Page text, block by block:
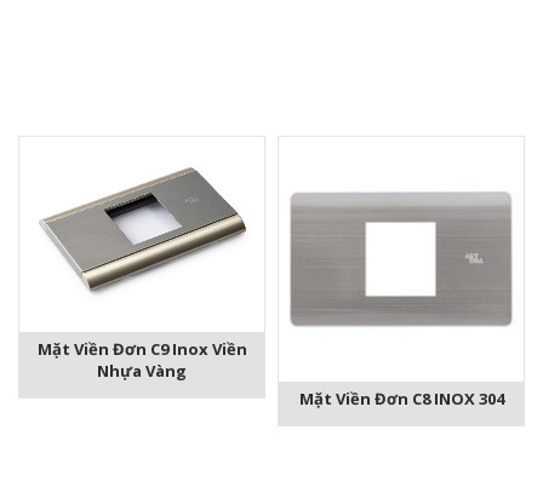
Mặt Viền Đơn C9 Inox Viền
Nhựa Vàng
Mặt Viền Đơn C8 INOX 304